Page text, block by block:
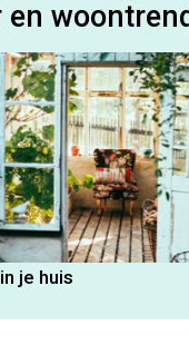
en
je huis